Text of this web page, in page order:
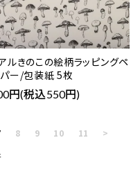
ルきのこの絵柄ラッピングペ
ー/包装紙 5枚
円(税込550円)
8 9 10 11
>